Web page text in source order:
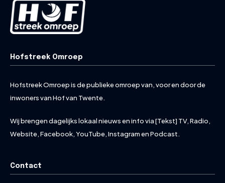
Hofstreek Omroep
Hofstreek Omroep is de publieke omroep van, voor en door de
inwoners van Hof van Twente.
Wij brengen dagelijks lokaal nieuws en info via [Tekst] TV, Radio,
Website, Facebook, YouTube, Instagram en Podcast.
Contact